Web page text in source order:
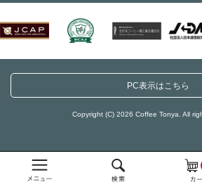
PC表示はこちら
Copyright (C) 2026 Coffee Tonya. All